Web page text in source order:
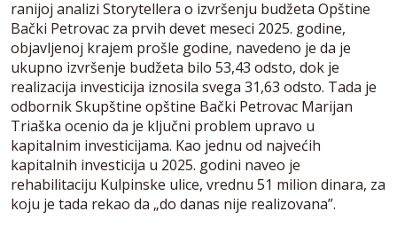
ranijoj analizi Storytellera o izvršenju budžeta Opštine
Bački Petrovac za prvih devet meseci 2025. godine,
objavljenoj krajem prošle godine, navedeno je da je
ukupno izvršenje budžeta bilo 53,43 odsto, dok je
realizacija investicija iznosila svega 31,63 odsto. Tada je
odbornik Skupštine opštine Bački Petrovac Marijan
Triaška ocenio da je ključni problem upravo u
kapitalnim investicijama. Kao jednu od najvećih
kapitalnih investicija u 2025. godini naveo je
rehabilitaciju Kulpinske ulice, vrednu 51 milion dinara, za
koju je tada rekao da „do danas nije realizovana”.